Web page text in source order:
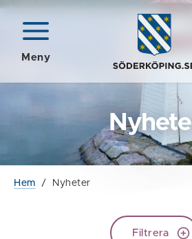
Meny
Hem / Nyheter
Filtrera